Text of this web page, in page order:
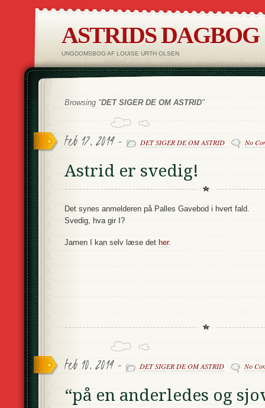
ASTRIDS DAGBOG
UNGDOMSBOG AF LOUISE URTH OLSEN
Browsing "DET SIGER DE OM ASTRID"
feb 17, 2014 - DET SIGER DE OM ASTRID No
Astrid er svedig!
Det synes anmelderen på Palles Gavebod i hvert fald.
Svedig, hva gir I?
Jamen I kan selv læse det her.
feb 10, 2014 - DET SIGER DE OM ASTRID No
“på en anderledes og